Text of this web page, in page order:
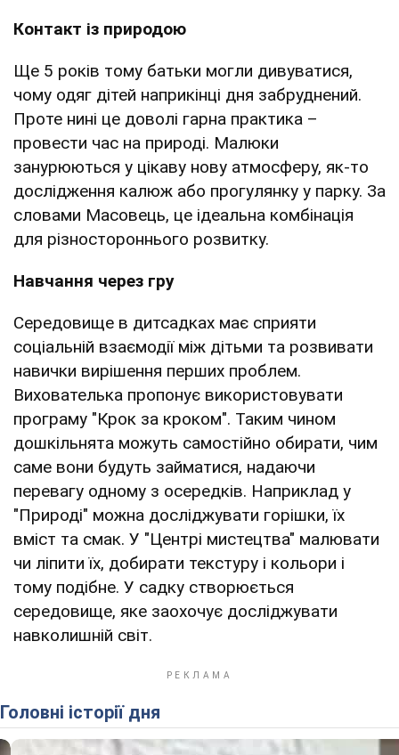
Контакт із природою
Ще 5 років тому батьки могли дивуватися,
чому одяг дітей наприкінці дня забруднений.
Проте нині це доволі гарна практика –
провести час на природі. Малюки
занурюються у цікаву нову атмосферу, як-то
дослідження калюж або прогулянку у парку. За
словами Масовець, це ідеальна комбінація
для різностороннього розвитку.
Навчання через гру
Середовище в дитсадках має сприяти
соціальній взаємодії між дітьми та розвивати
навички вирішення перших проблем.
Вихователька пропонує використовувати
програму "Крок за кроком". Таким чином
дошкільнята можуть самостійно обирати, чим
саме вони будуть займатися, надаючи
перевагу одному з осередків. Наприклад у
"Природі" можна досліджувати горішки, їх
вміст та смак. У "Центрі мистецтва" малювати
чи ліпити їх, добирати текстуру і кольори і
тому подібне. У садку створюється
середовище, яке заохочує досліджувати
навколишній світ.
Головні історії дня